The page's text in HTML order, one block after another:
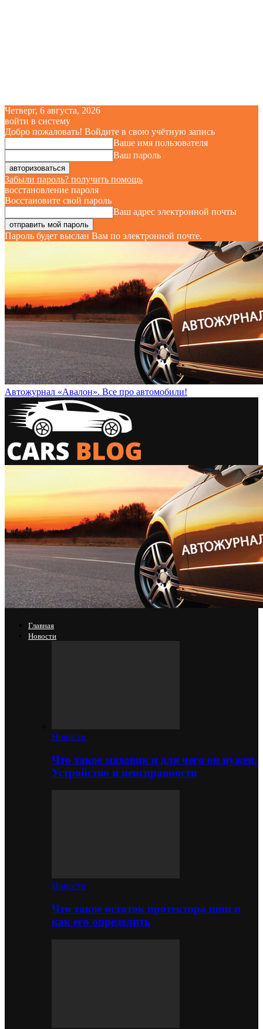
Четверг, 6 августа, 2026
войти в систему
Добро пожаловать! Войдите в свою учётную запись
Ваше имя пользователя
Ваш пароль
Забыли пароль? получить помощь
восстановление пароля
Восстановите свой пароль
Ваш адрес электронной почты
Пароль будет выслан Вам по электронной почте.
Автожурнал «Авалон». Все про автомобили!
Главная
Новости
Новости
Что такое маховик и для чего он нужен.
Устройство и неисправности
Новости
Что такое остаток протектора шин и
как его определить